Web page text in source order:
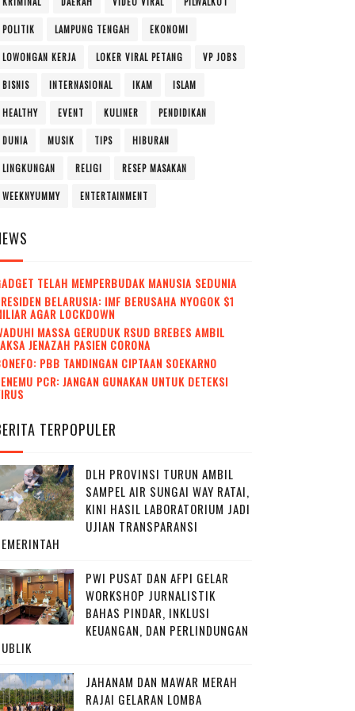
POLITIK LAMPUNG TENGAH EKONOMI
LOWONGAN KERJA LOKER VIRAL PETANG VP JOBS
BISNIS INTERNASIONAL IKAM ISLAM
HEALTHY EVENT KULINER PENDIDIKAN
DUNIA MUSIK TIPS HIBURAN
LINGKUNGAN RELIGI RESEP MASAKAN
WEEKNYUMMY ENTERTAINMENT
TELAH MEMPERBUDAK MANUSIA SEDUNIA
BELARUSIA: IMF BERUSAHA NYOGOK $1
AGAR LOCKDOWN
MASSA GERUDUK RSUD BREBES AMBIL
JENAZAH PASIEN CORONA
PBB TANDINGAN CIPTAAN SOEKARNO
PCR: JANGAN GUNAKAN UNTUK DETEKSI
TERPOPULER
DLH PROVINSI TURUN AMBIL
SAMPEL AIR SUNGAI WAY RATAI,
KINI HASIL LABORATORIUM JADI
UJIAN TRANSPARANSI
PWI PUSAT DAN AFPI GELAR
WORKSHOP JURNALISTIK
BAHAS PINDAR, INKLUSI
KEUANGAN, DAN PERLINDUNGAN
JAHANAM DAN MAWAR MERAH
RAJAI GELARAN LOMBA